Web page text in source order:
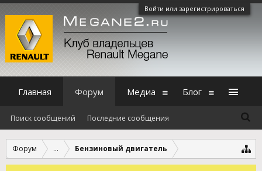
Войти или зарегистрироваться
Форум ... Бензиновый двигатель
Главная Форум
Поиск сообщений Последние сообщения
Медиа Блог